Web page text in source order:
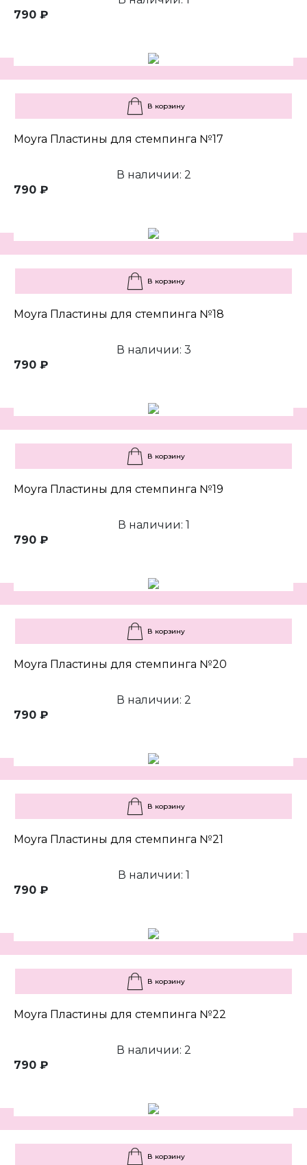
790 ₽
В корзину
Moyra Пластины для стемпинга №17
В наличии: 2
790 ₽
В корзину
Moyra Пластины для стемпинга №18
В наличии: 3
790 ₽
В корзину
Moyra Пластины для стемпинга №19
В наличии: 1
790 ₽
В корзину
Moyra Пластины для стемпинга №20
В наличии: 2
790 ₽
В корзину
Moyra Пластины для стемпинга №21
В наличии: 1
790 ₽
В корзину
Moyra Пластины для стемпинга №22
В наличии: 2
790 ₽
В корзину